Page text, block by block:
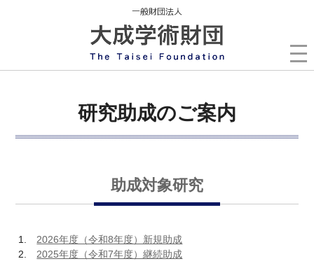
研究助成のご案内
助成対象研究
2026年度（令和8年度）新規助成
2025年度（令和7年度）継続助成